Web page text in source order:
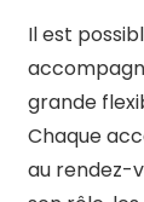
Il est
grande
Chaque
au rendez-